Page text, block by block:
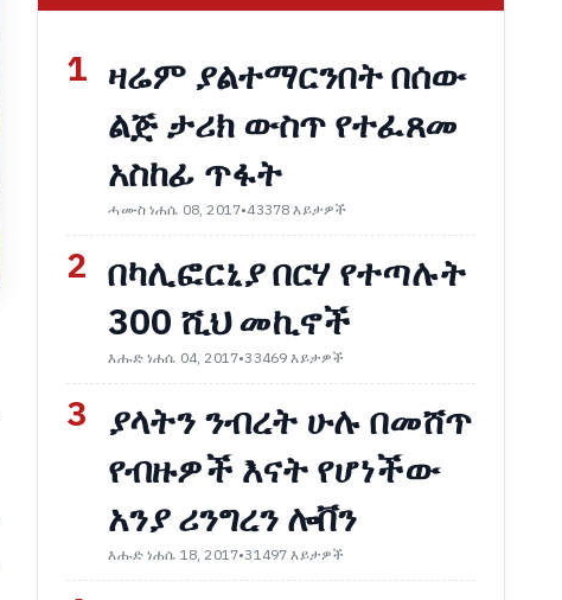
1 ዛሬም ያልተማርንበት በሰው
ልጅ ታሪክ ውስጥ የተፈጸመ
አስከፊ ጥፋት
ሓሙስ ነሐሴ 08, 2017•43378 እይታዎች
2 በካሊፎርኒያ በርሃ የተጣሉት
300 ሺህ መኪኖች
እሑድ ነሐሴ 04, 2017•33469 እይታዎች
3 ያላትን ንብረት ሁሉ በመሸጥ
የብዙዎች እናት የሆነችው
አንያ ሪንግረን ሎቨን
እሑድ ነሐሴ 18, 2017•31497 እይታዎች